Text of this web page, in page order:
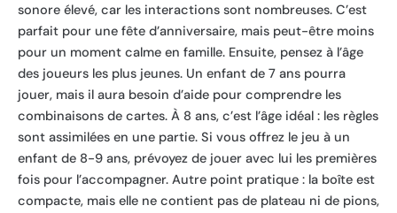
sonore élevé, car les interactions sont nombreuses. C’est
parfait pour une fête d’anniversaire, mais peut-être moins
pour un moment calme en famille. Ensuite, pensez à l’âge
des joueurs les plus jeunes. Un enfant de 7 ans pourra
jouer, mais il aura besoin d’aide pour comprendre les
combinaisons de cartes. À 8 ans, c’est l’âge idéal : les règles
sont assimilées en une partie. Si vous offrez le jeu à un
enfant de 8-9 ans, prévoyez de jouer avec lui les premières
fois pour l’accompagner. Autre point pratique : la boîte est
compacte, mais elle ne contient pas de plateau ni de pions,